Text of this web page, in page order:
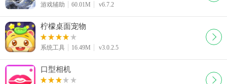
游戏辅助 60.01M v6.7.2
柠檬桌面宠物
系统工具 16.49M v3.0.2.5
口型相机